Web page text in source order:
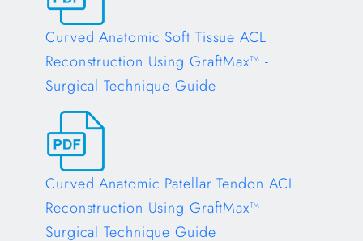
Curved Anatomic Soft Tissue ACL
Reconstruction Using GraftMax™ -
Surgical Technique Guide
Opens in a new tab
Curved Anatomic Patellar Tendon ACL
Reconstruction Using GraftMax™ -
Surgical Technique Guide